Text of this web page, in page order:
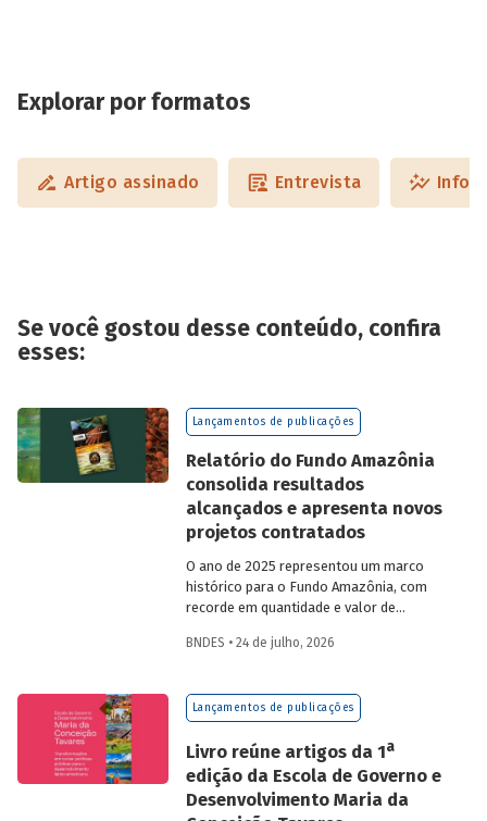
Explorar por formatos
Artigo assinado Entrevista
Se você gostou desse conteúdo, confira
esses:
Lançamentos de publicações
Relatório do Fundo Amazônia
consolida resultados
alcançados e apresenta novos
projetos contratados
O ano de 2025 representou um marco
histórico para o Fundo Amazônia, com
recorde em quantidade e valor de
desembolsos: foram 22 operações
desembolsados. Ainda no período, foram
BNDES • 24 de julho, 2026
Lançamentos de publicações
Livro reúne artigos da 1a
edição da Escola de Governo e
Desenvolvimento Maria da